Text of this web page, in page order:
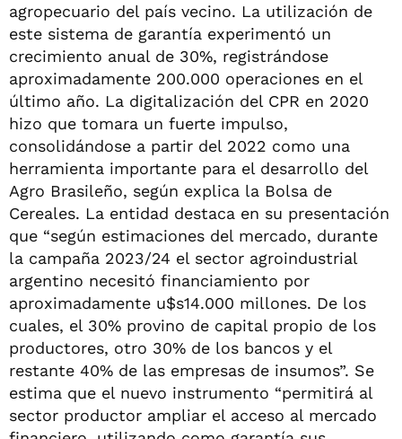
agropecuario del país vecino. La utilización de
este sistema de garantía experimentó un
crecimiento anual de 30%, registrándose
aproximadamente 200.000 operaciones en el
último año. La digitalización del CPR en 2020
hizo que tomara un fuerte impulso,
consolidándose a partir del 2022 como una
herramienta importante para el desarrollo del
Agro Brasileño, según explica la Bolsa de
Cereales. La entidad destaca en su presentación
que “según estimaciones del mercado, durante
la campaña 2023/24 el sector agroindustrial
argentino necesitó financiamiento por
aproximadamente u$s14.000 millones. De los
cuales, el 30% provino de capital propio de los
productores, otro 30% de los bancos y el
restante 40% de las empresas de insumos”. Se
estima que el nuevo instrumento “permitirá al
sector productor ampliar el acceso al mercado